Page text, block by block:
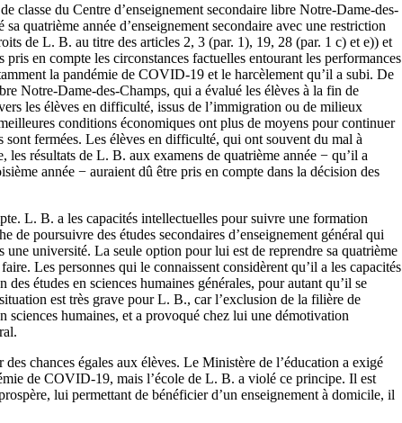
classe du Centre d’enseignement secondaire libre Notre-Dame-des-
quatrième année d’enseignement secondaire avec une restriction
de L. B. au titre des articles 2, 3 (par. 1), 19, 28 (par. 1 c) et e)) et
en compte les circonstances factuelles entourant les performances
la pandémie de COVID-19 et le harcèlement qu’il a subi. De
Notre‑Dame‑des‑Champs, qui a évalué les élèves à la fin de
les élèves en difficulté, issus de l’immigration ou de milieux
conditions économiques ont plus de moyens pour continuer
sont fermées. Les élèves en difficulté, qui ont souvent du mal à
les résultats de L. B. aux examens de quatrième année − qu’il a
année − auraient dû être pris en compte dans la décision des
L. B. a les capacités intellectuelles pour suivre une formation
de poursuivre des études secondaires d’enseignement général qui
université. La seule option pour lui est de reprendre sa quatrième
Les personnes qui le connaissent considèrent qu’il a les capacités
études en sciences humaines générales, pour autant qu’il se
est très grave pour L. B., car l’exclusion de la filière de
sciences humaines, et a provoqué chez lui une démotivation
chances égales aux élèves. Le Ministère de l’éducation a exigé
de COVID-19, mais l’école de L. B. a violé ce principe. Il est
lui permettant de bénéficier d’un enseignement à domicile, il